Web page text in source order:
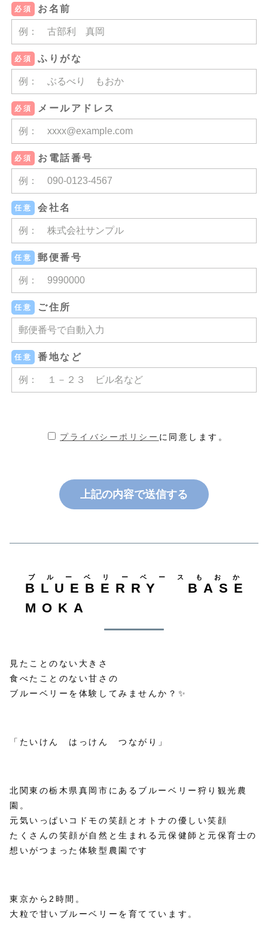
必須 お名前
必須 ふりがな
必須 メールアドレス
必須 お電話番号
任意 会社名
任意 郵便番号
任意 ご住所
任意 番地など
プライバシーポリシー に同意します。
BLUEBERRY BASE
MOKA
ブルーベリーベースもおか
見たことのない大きさ
食べたことのない甘さの
ブルーベリーを体験してみませんか？✨
「たいけん はっけん つながり」
北関東の栃木県真岡市にあるブルーベリー狩り観光農
園。
元気いっぱいコドモの笑顔とオトナの優しい笑顔
たくさんの笑顔が自然と生まれる元保健師と元保育士の
想いがつまった体験型農園です
東京から2時間。
大粒で甘いブルーベリーを育てています。